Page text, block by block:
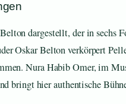
dargestellt, der in sechs
Oskar Belton verkörpert
Nura Habib Omer, im
bringt hier authentische